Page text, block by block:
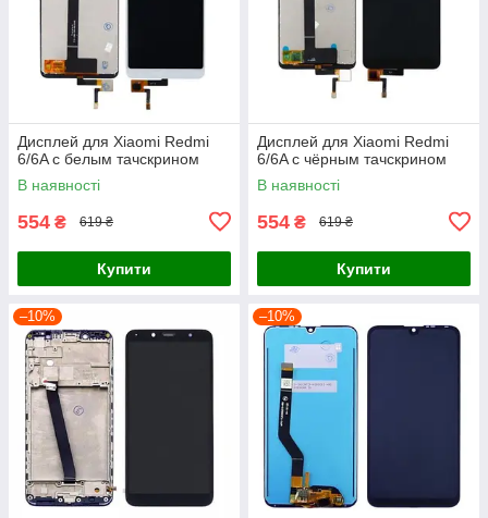
Дисплей для Xiaomi Redmi
6/6A с белым тачскрином
В наявності
554 ₴ 619 ₴
Купити
Дисплей для Xiaomi Redmi
6/6A с чёрным тачскрином
В наявності
554 ₴ 619 ₴
Купити
–10% –10%